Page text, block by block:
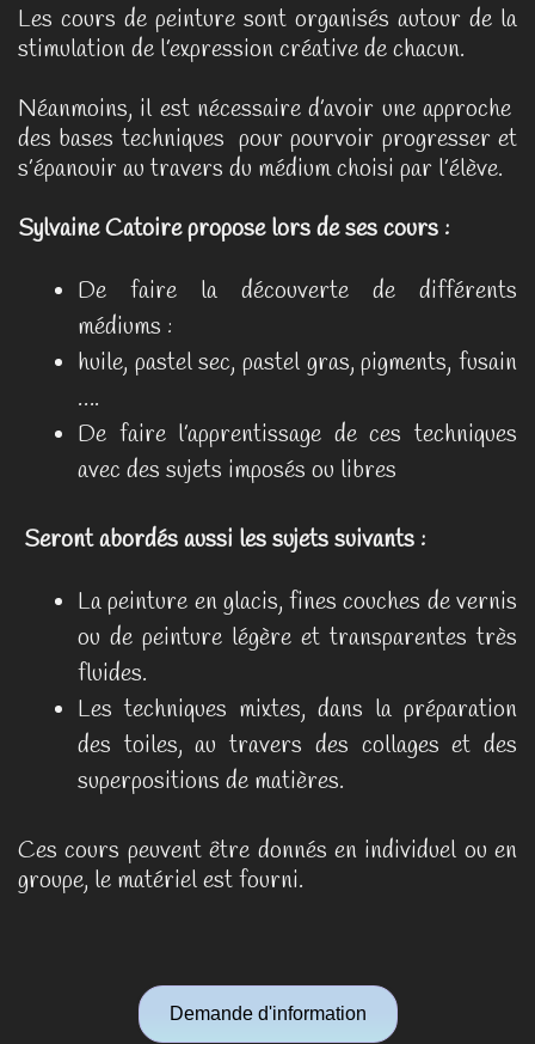
Les cours de peinture sont organisés autour de la
stimulation de l’expression créative de chacun.
Néanmoins, il est nécessaire d’avoir une approche
des bases techniques pour pourvoir progresser et
s’épanouir au travers du médium choisi par l’élève.
Sylvaine Catoire propose lors de ses cours :
De faire la découverte de différents
médiums :
huile, pastel sec, pastel gras, pigments, fusain
….
De faire l’apprentissage de ces techniques
avec des sujets imposés ou libres
Seront abordés aussi les sujets suivants :
La peinture en glacis, fines couches de vernis
ou de peinture légère et transparentes très
fluides.
Les techniques mixtes, dans la préparation
des toiles, au travers des collages et des
superpositions de matières.
Ces cours peuvent être donnés en individuel ou en
groupe, le matériel est fourni.
Demande d'information